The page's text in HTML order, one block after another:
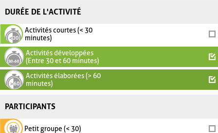
DURÉE DE L'ACTIVITÉ
Activités courtes (< 30
minutes)
Activités développées
(Entre 30 et 60 minutes)
Activités élaborées (> 60
minutes)
PARTICIPANTS
Petit groupe (< 30)